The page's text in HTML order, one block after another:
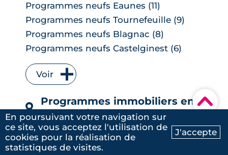
Ma recherche Contactez-nous
▾
Programmes neufs Eaunes (11)
Programmes neufs Tournefeuille (9)
Programmes neufs Blagnac (8)
Programmes neufs Castelginest (6)
Programmes neufs L'Union (6)
Programmes neufs Quint-Fonsegrives
(6)
Programmes neufs Bruguières (5)
Programmes neufs Saint-Orens-de-
Gameville (5)
Programmes neufs Auzeville-Tolosane
(4)
Voir
Programmes immobiliers en
centre-ville
Programmes neufs Montaudran (18)
Programmes neufs Barrière de Paris
En poursuivant votre navigation sur
ce site, vous acceptez l'utilisation de
cookies pour la réalisation de
statistiques de visites.
J'accepte